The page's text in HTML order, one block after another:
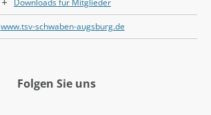
www.tsv-schwaben-augsburg.de
Folgen Sie uns